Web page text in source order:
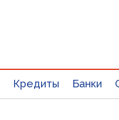
Кредиты Банки